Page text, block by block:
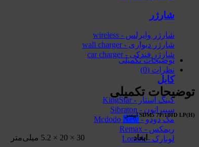
شارژر
شارژر وایرلس - wireless
شارژر دیواری - wall charger
شارژر فندکی - car charger
کابل
کینگ استار - KingStar
سیبراتون - Sibraton
مک دودو - Mcdodo
ریمکس - Remax
لونارک - Lonark
توضیحات تکمیلی
نظرات (0)
توضیحات تکمیلی
SDM5 7P/180D LP(H) اپیسر
ابعاد 30 × 20 × 5.2 میلی‌متر